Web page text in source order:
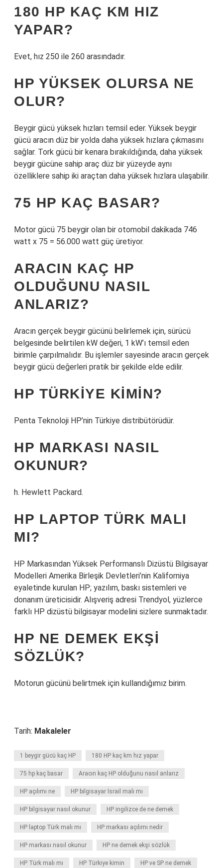
180 HP KAÇ KM HIZ
YAPAR?
Evet, hız 250 ile 260 arasındadır.
HP YÜKSEK OLURSA NE
OLUR?
Beygir gücü yüksek hızları temsil eder. Yüksek beygir
gücü aracın düz bir yolda daha yüksek hızlara çıkmasını
sağlar. Tork gücü bir kenara bırakıldığında, daha yüksek
beygir gücüne sahip araç düz bir yüzeyde aynı
özelliklere sahip iki araçtan daha yüksek hızlara ulaşabilir.
75 HP KAÇ BASAR?
Motor gücü 75 beygir olan bir otomobil dakikada 746
watt x 75 = 56.000 watt güç üretiyor.
ARACIN KAÇ HP
OLDUĞUNU NASIL
ANLARIZ?
Aracın gerçek beygir gücünü belirlemek için, sürücü
belgesinde belirtilen kW değeri, 1 kW’ı temsil eden
birimle çarpılmalıdır. Bu işlemler sayesinde aracın gerçek
beygir gücü değerleri pratik bir şekilde elde edilir.
HP TÜRKIYE KIMIN?
Penta Teknoloji HP’nin Türkiye distribütörüdür.
HP MARKASI NASIL
OKUNUR?
h. Hewlett Packard.
HP LAPTOP TÜRK MALI
MI?
HP Markasından Yüksek Performanslı Dizüstü Bilgisayar
Modelleri Amerika Birleşik Devletleri’nin Kaliforniya
eyaletinde kurulan HP; yazılım, baskı sistemleri ve
donanım üreticisidir. Alışveriş adresi Trendyol, yüzlerce
farklı HP dizüstü bilgisayar modelini sizlere sunmaktadır.
HP NE DEMEK EKŞI
SÖZLÜK?
Motorun gücünü belirtmek için kullandığımız birim.
Tarih: Makaleler
1 beygir gücü kaç HP 180 HP kaç km hız yapar
75 hp kaç basar Aracın kaç HP olduğunu nasıl anlarız
HP açılımı ne HP bilgisayar İsrail malı mı
HP bilgisayar nasıl okunur HP ingilizce de ne demek
HP laptop Türk malı mı HP markası açılımı nedir
HP markası nasıl okunur HP ne demek ekşi sözlük
HP Türk malı mı HP Türkiye kimin HP ve SP ne demek